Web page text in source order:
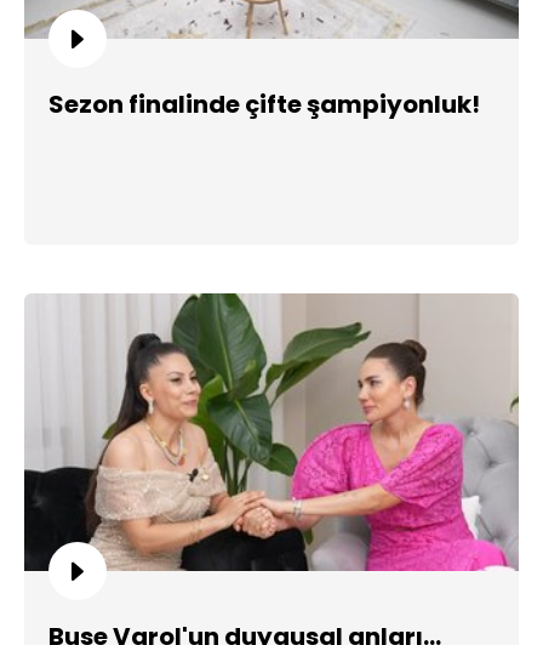
Sezon finalinde çifte şampiyonluk!
Buse Varol'un duygusal anları...